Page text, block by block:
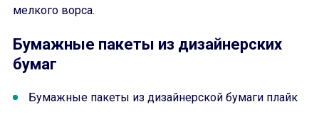
мелкого ворса.
Бумажные пакеты из дизайнерских
бумаг
Бумажные пакеты из дизайнерской бумаги плайк